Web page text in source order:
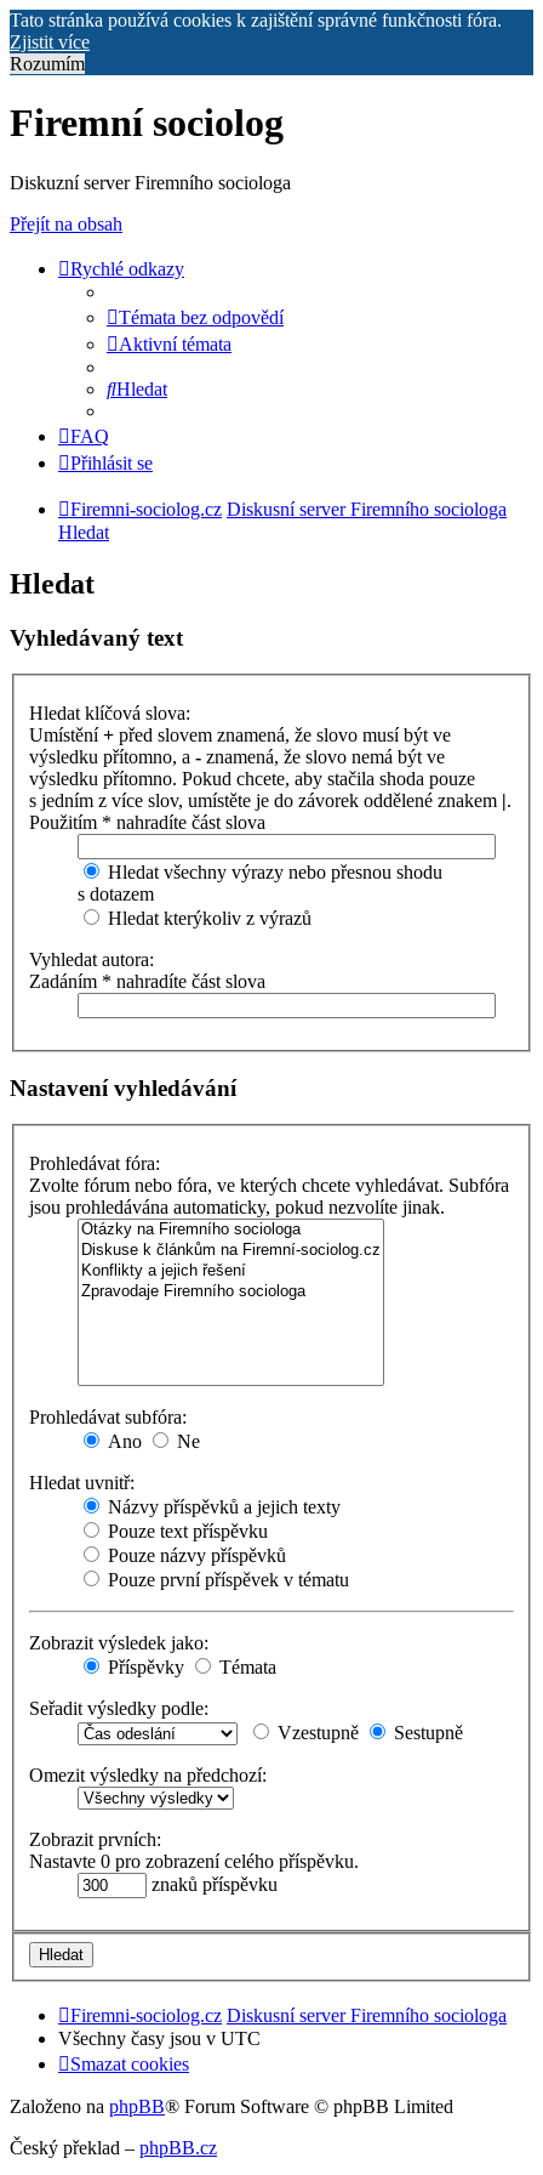
Tato stránka používá cookies k zajištění správné funkčnosti fóra.
Zjistit více
Rozumím
Firemní sociolog
Diskuzní server Firemního sociologa
Přejít na obsah
Rychlé odkazy
Témata bez odpovědí
Aktivní témata
Hledat
FAQ
Přihlásit se
Firemni-sociolog.cz Diskusní server Firemního sociologa
Hledat
Hledat
Vyhledávaný text
Hledat klíčová slova:
Umístění+ před slovem znamená, že slovo musí být ve
výsledku přítomno, a - znamená, že slovo nemá být ve
výsledku přítomno. Pokud chcete, aby stačila shoda pouze
s jedním z více slov, umístěte je do závorek oddělené znakem |.
Použitím * nahradíte část slova
Hledat všechny výrazy nebo přesnou shodu
s dotazem
Hledat kterýkoliv z výrazů
Vyhledat autora:
Zadáním * nahradíte část slova
Nastavení vyhledávání
Prohledávat fóra:
Zvolte fórum nebo fóra, ve kterých chcete vyhledávat. Subfóra
jsou prohledávána automaticky, pokud nezvolíte jinak.
Prohledávat subfóra:
Ano
Ne
Hledat uvnitř:
Názvy příspěvků a jejich texty
Pouze text příspěvku
Pouze názvy příspěvků
Pouze první příspěvek v tématu
Zobrazit výsledek jako:
Příspěvky
Témata
Seřadit výsledky podle:
Vzestupně
Sestupně
Omezit výsledky na předchozí:
Zobrazit prvních:
Nastavte 0 pro zobrazení celého příspěvku.
znaků příspěvku
Firemni-sociolog.cz Diskusní server Firemního sociologa
Všechny časy jsou v UTC
Smazat cookies
Založeno na phpBB® Forum Software © phpBB Limited
Český překlad – phpBB.cz